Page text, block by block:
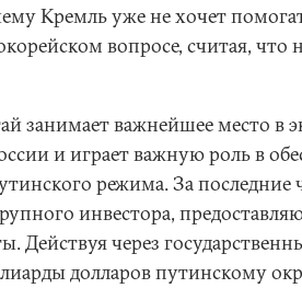
Кремль уже не хочет
вопросе, считая, что
занимает важнейшее место в
и играет важную роль в
режима. За последние
инвестора,
Действуя через
долларов путинскому